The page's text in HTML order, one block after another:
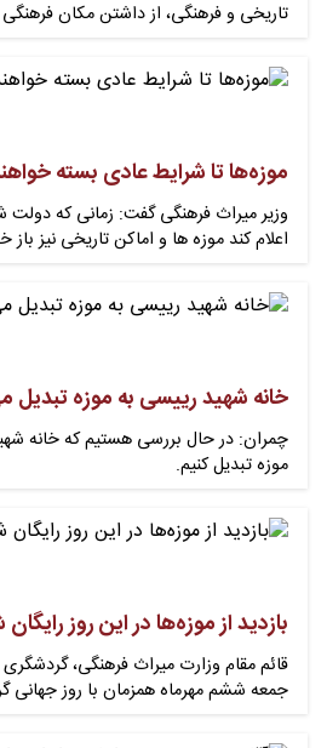
تاریخی و فرهنگی، از داشتن مکان
موزه‌ها تا شرایط عادی بسته
وزیر میراث فرهنگی گفت: زمانی که دولت
اعلام کند موزه ها و اماکن تاریخی نیز
خانه شهید رییسی به موزه
چمران: در حال بررسی هستیم که خانه
موزه تبدیل کنیم.
بازدید از موزه‌ها در این روز
قائم مقام وزارت میراث فرهنگی،
جمعه ششم مهرماه همزمان با روز جهانی